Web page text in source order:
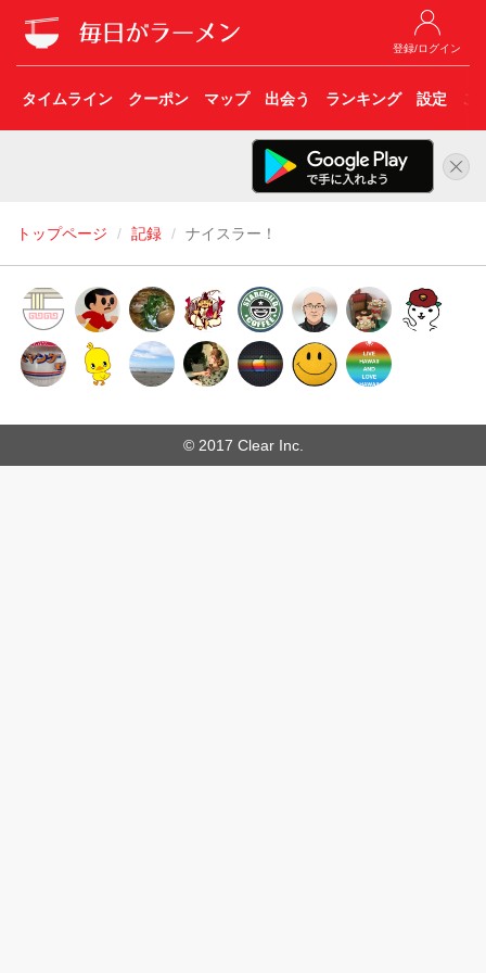
登録/ログイン
タイムライン クーポン マップ 出会う ランキング 設定 こ
トップページ 記録 ナイスラー！
© 2017 Clear Inc.